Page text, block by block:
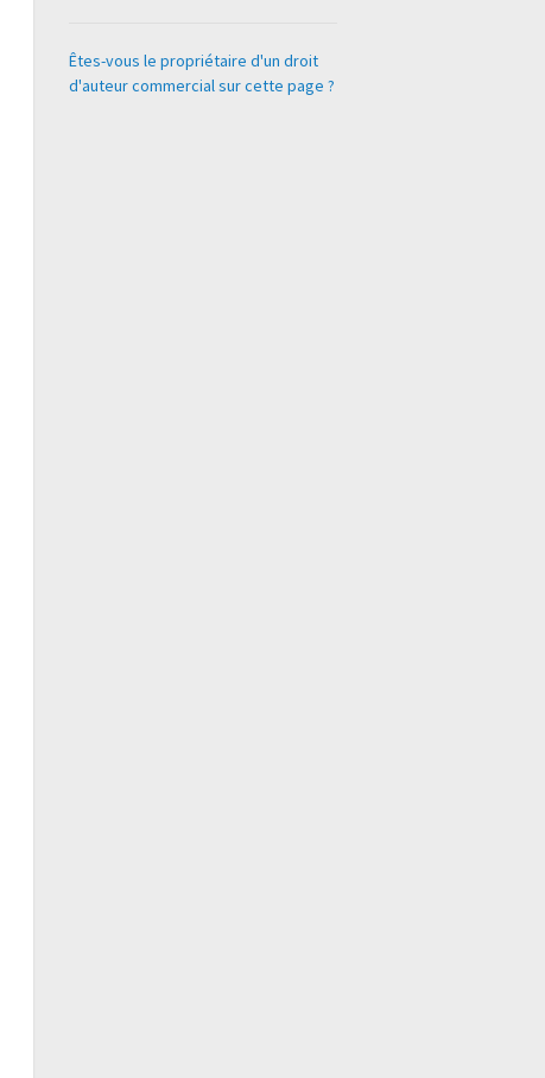
Êtes-vous le propriétaire d'un droit
d'auteur commercial sur cette page ?